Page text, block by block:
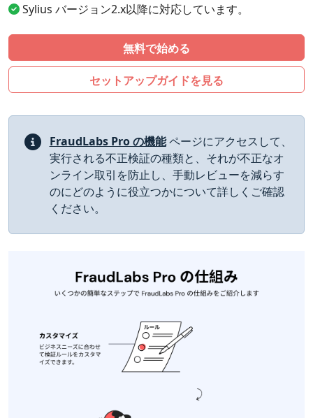
Sylius バージョン2.x以降に対応しています。
無料で始める
セットアップガイドを見る
FraudLabs Pro の機能ページにアクセスして、
実行される不正検証の種類と、それが不正なオ
ンライン取引を防止し、手動レビューを減らす
のにどのように役立つかについて詳しくご確認
ください。